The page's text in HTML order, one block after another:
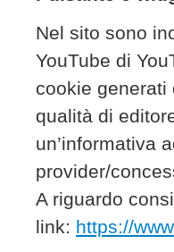
Nel sito sono
YouTube di
cookie generati
qualità di
un’informativa
provider/
A riguardo
link: https://